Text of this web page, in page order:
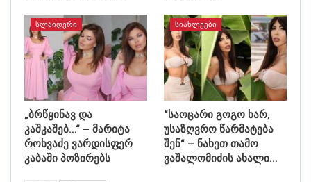
ᲡᲚᲐᲘᲓᲔᲠᲘ
„ბრწყინავ და
კაშკაშებ…“ – მარიტა
როხვაძე ვარდისფერ
კაბაში პოზირებს
ᲡᲘᲐᲮᲚᲔᲔᲑᲘ
“საოცარი გოგო ხარ,
უსაზღვრო წარმატება
შენ“ – ნახეთ თამო
ვაშალომიძის ახალი…